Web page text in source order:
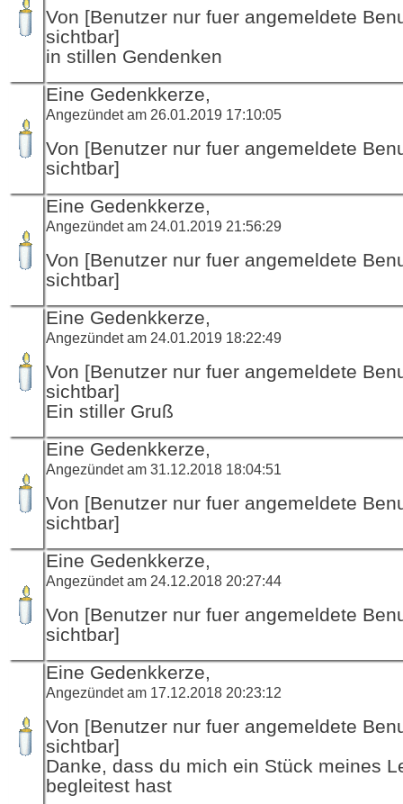
Von [Benutzer nur fuer angemeldete
sichtbar]
in stillen Gendenken
Eine Gedenkkerze,
Angezündet am 26.01.2019 17:10:05
Von [Benutzer nur fuer angemeldete
sichtbar]
Eine Gedenkkerze,
Angezündet am 24.01.2019 21:56:29
Von [Benutzer nur fuer angemeldete
sichtbar]
Eine Gedenkkerze,
Angezündet am 24.01.2019 18:22:49
Von [Benutzer nur fuer angemeldete
sichtbar]
Ein stiller Gruß
Eine Gedenkkerze,
Angezündet am 31.12.2018 18:04:51
Von [Benutzer nur fuer angemeldete
sichtbar]
Eine Gedenkkerze,
Angezündet am 24.12.2018 20:27:44
Von [Benutzer nur fuer angemeldete
sichtbar]
Eine Gedenkkerze,
Angezündet am 17.12.2018 20:23:12
Von [Benutzer nur fuer angemeldete
sichtbar]
Danke, dass du mich ein Stück meines
begleitest hast